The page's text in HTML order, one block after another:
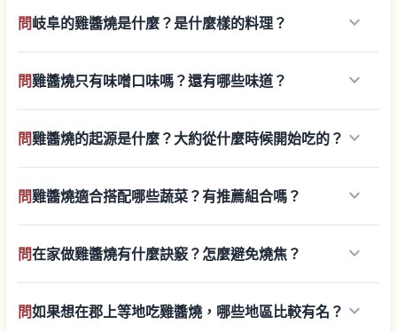
問岐阜的雞醬燒是什麼？是什麼樣的料理？ keyboard_arrow_down
問雞醬燒只有味噌口味嗎？還有哪些味道？ keyboard_arrow_down
問雞醬燒的起源是什麼？大約從什麼時候開始吃的？ keyboard_arrow_down
問雞醬燒適合搭配哪些蔬菜？有推薦組合嗎？ keyboard_arrow_down
問在家做雞醬燒有什麼訣竅？怎麼避免燒焦？ keyboard_arrow_down
問如果想在郡上等地吃雞醬燒，哪些地區比較有名？ keyboard_arrow_down